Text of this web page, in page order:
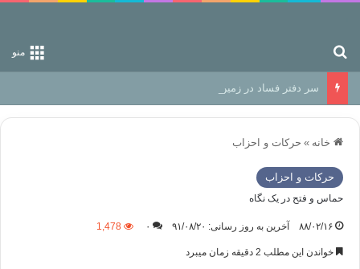
منو
سر دفتر فساد در زمین‌، دوری وکناره‌گیری از راه خداست‌!
خانه » حركات و احزاب
حركات و احزاب
حماس و فتح در یک نگاه
۸۸/۰۲/۱۶ آخرین به روز رسانی: ۹۱/۰۸/۲۰ ۰ 1,478
خواندن این مطلب 2 دقیقه زمان میبرد